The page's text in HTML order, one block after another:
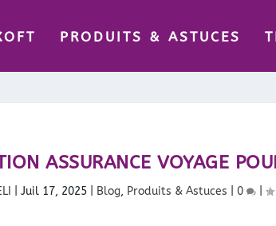
PRODUITS & ASTUCES
ASSURANCE VOYAGE
Juil 17, 2025| Blog, Produits & Astuces 0 |